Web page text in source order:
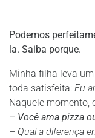
Podemos
la. Saiba porque.
Minha filha leva
toda satisfeita: Eu
Naquele momento,
– Você ama pizza
– Qual a diferença